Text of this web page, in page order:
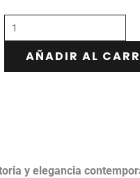
AÑADIR AL
y elegancia